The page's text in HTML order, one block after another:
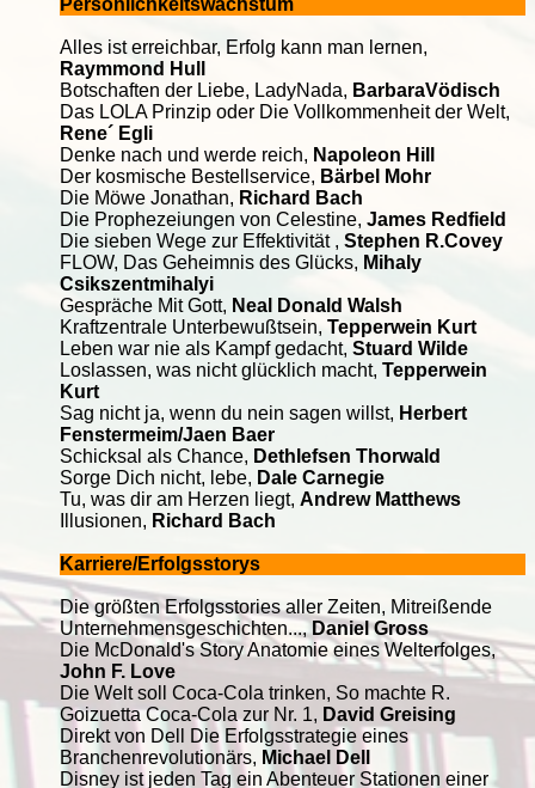
Persönlichkeitswachstum
Alles ist erreichbar, Erfolg kann man lernen,
Raymmond Hull
Botschaften der Liebe, LadyNada, BarbaraVödisch
Das LOLA Prinzip oder Die Vollkommenheit der Welt,
Rene´ Egli
Denke nach und werde reich, Napoleon Hill
Der kosmische Bestellservice, Bärbel Mohr
Die Möwe Jonathan, Richard Bach
Die Prophezeiungen von Celestine, James Redfield
Die sieben Wege zur Effektivität , Stephen R.Covey
FLOW, Das Geheimnis des Glücks, Mihaly
Csikszentmihalyi
Gespräche Mit Gott, Neal Donald Walsh
Kraftzentrale Unterbewußtsein, Tepperwein Kurt
Leben war nie als Kampf gedacht, Stuard Wilde
Loslassen, was nicht glücklich macht, Tepperwein
Kurt
Sag nicht ja, wenn du nein sagen willst, Herbert
Fenstermeim/Jaen Baer
Schicksal als Chance, Dethlefsen Thorwald
Sorge Dich nicht, lebe, Dale Carnegie
Tu, was dir am Herzen liegt, Andrew Matthews
Illusionen, Richard Bach
Karriere/Erfolgsstorys
Die größten Erfolgsstories aller Zeiten, Mitreißende
Unternehmensgeschichten..., Daniel Gross
Die McDonald's Story Anatomie eines Welterfolges,
John F. Love
Die Welt soll Coca-Cola trinken, So machte R.
Goizuetta Coca-Cola zur Nr. 1, David Greising
Direkt von Dell Die Erfolgsstrategie eines
Branchenrevolutionärs, Michael Dell
Disney ist jeden Tag ein Abenteuer Stationen einer